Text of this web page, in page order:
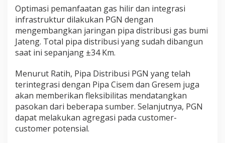
Optimasi pemanfaatan gas hilir dan integrasi
infrastruktur dilakukan PGN dengan
mengembangkan jaringan pipa distribusi gas bumi
Jateng. Total pipa distribusi yang sudah dibangun
saat ini sepanjang ±34 Km.
Menurut Ratih, Pipa Distribusi PGN yang telah
terintegrasi dengan Pipa Cisem dan Gresem juga
akan memberikan fleksibilitas mendatangkan
pasokan dari beberapa sumber. Selanjutnya, PGN
dapat melakukan agregasi pada customer-
customer potensial.